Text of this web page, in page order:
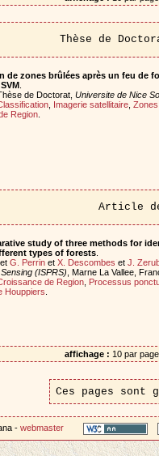
Thèse de
de zones brûlées après un feu de
.
de Doctorat, Universite de Nice
, Imagerie satellitaire,
Region.
Article
study of three methods for
types of forests.
G. Perrinet X. Descombes et J.
(ISPRS) , Marne La Vallee,
de Region, Processus
Houppiers
affichage : 10 par
Ces pages sont
-webmaster